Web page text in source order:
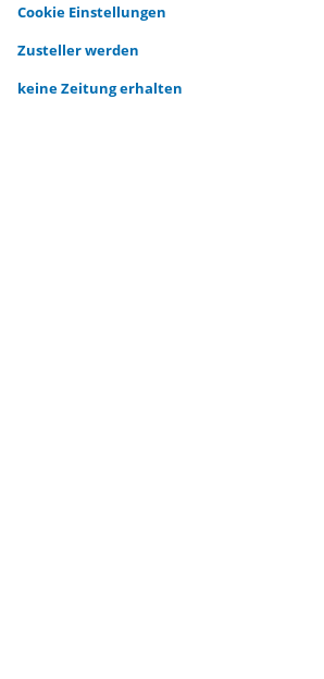
Cookie Einstellungen
Zusteller werden
keine Zeitung erhalten